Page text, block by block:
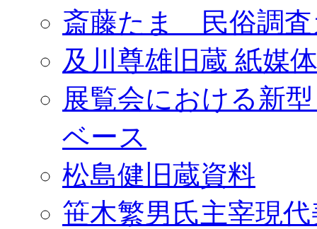
斎藤たま 民俗調査
及川尊雄旧蔵 紙媒
展覧会における新
ベース
松島健旧蔵資料
笹木繁男氏主宰現